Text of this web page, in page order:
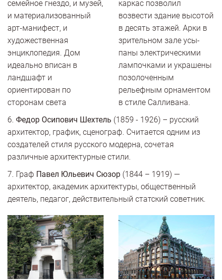
семейное гнездо, и музей,
и материализованный
арт-манифест, и
художественная
энциклопедия. Дом
идеально вписан в
ландшафт и
ориентирован по
сторонам света
каркас позволил
возвести здание высотой
в де­сять этажей. Арки в
зрительном зале усы­
паны электрическими
лампочками и ук­рашены
позолоченным
рельефным ор­наментом
в стиле Салливана.
6. Федор Осипович Шехтель (1859 - 1926) – русский
архитектор, график, сценограф. Считается одним из
создателей стиля русского модерна, сочетая
различные архитектурные стили.
7. Граф Павел Юльевич Сюзор (1844 – 1919) —
архитектор, академик архитектуры, общественный
деятель, педагог, действительный статский советник.